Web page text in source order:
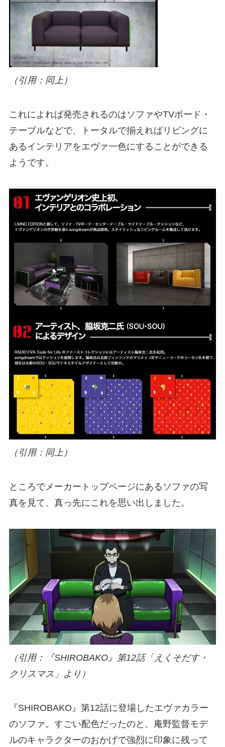
（引用：同上）
これによれば発売されるのはソファやTVボード・
テーブルなどで、トータルで揃えればリビングに
あるインテリアをエヴァ一色にすることができる
ようです。
（引用：同上）
ところでメーカートップページにあるソファの写
真を見て、真っ先にこれを思い出しました。
（引用：『SHIROBAKO』第12話「えくそだす・
クリスマス」より）
『SHIROBAKO』第12話に登場したエヴァカラー
のソファ。すごい配色だったのと、庵野監督モデ
ルのキャラクターのおかげで強烈に印象に残って